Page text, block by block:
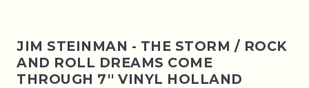
JIM STEINMAN - THE STORM / ROCK
AND ROLL DREAMS COME
THROUGH 7'' VINYL HOLLAND